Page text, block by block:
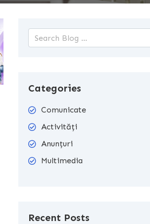
Categories
Comunicate
Activități
Anunțuri
Multimedia
Recent Posts